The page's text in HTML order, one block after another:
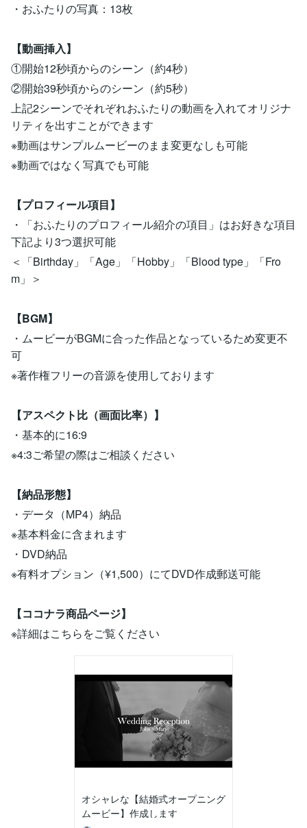
・おふたりの写真：13枚
【動画挿入】
①開始12秒頃からのシーン（約4秒）
②開始39秒頃からのシーン（約5秒）
上記2シーンでそれぞれおふたりの動画を入れてオリジナ
リティを出すことができます
※動画はサンプルムービーのまま変更なしも可能
※動画ではなく写真でも可能
【プロフィール項目】
・「おふたりのプロフィール紹介の項目」はお好きな項目
下記より3つ選択可能
＜「Birthday」「Age」「Hobby」「Blood type」「Fro
m」＞
【BGM】
・ムービーがBGMに合った作品となっているため変更不
可
※著作権フリーの音源を使用しております
【アスペクト比（画面比率）】
・基本的に16:9
※4:3ご希望の際はご相談ください
【納品形態】
・データ（MP4）納品
※基本料金に含まれます
・DVD納品
※有料オプション（¥1,500）にてDVD作成郵送可能
【ココナラ商品ページ】
※詳細はこちらをご覧ください
オシャレな【結婚式オープニング
ムービー】作成します